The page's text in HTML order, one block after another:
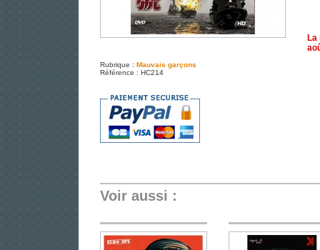
Rubrique : Mauvais garçons
Référence : HC214
Voir aussi :